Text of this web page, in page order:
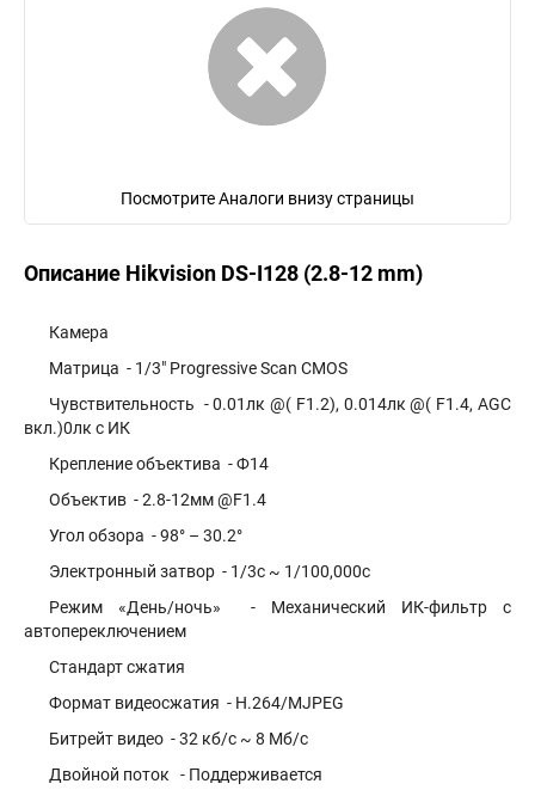
Посмотрите Аналоги внизу страницы
Описание Hikvision DS-I128 (2.8-12 mm)
Камера
Матрица - 1/3″ Progressive Scan CMOS
Чувствительность - 0.01лк @( F1.2), 0.014лк @( F1.4, AGC
вкл.)0лк с ИК
Крепление объектива - Ф14
Объектив - 2.8-12мм @F1.4
Угол обзора - 98° – 30.2°
Электронный затвор - 1/3с ~ 1/100,000с
Режим «День/ночь» - Механический ИК-фильтр с
автопереключением
Стандарт сжатия
Формат видеосжатия - H.264/MJPEG
Битрейт видео - 32 кб/с ~ 8 Мб/с
Двойной поток - Поддерживается